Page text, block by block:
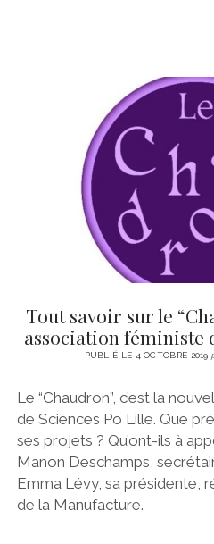
Tout savoir sur le
association féministe
PUBLIÉ LE 4 OCTOBRE 2019
Le “Chaudron”, c’est la
de Sciences Po Lille. Que
ses projets ? Qu’ont-ils à
Manon Deschamps,
Emma Lévy, sa présidente,
de la Manufacture.